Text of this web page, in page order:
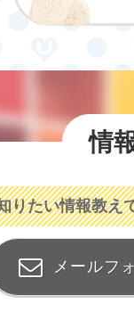
情
りたい情報教え
メールフ